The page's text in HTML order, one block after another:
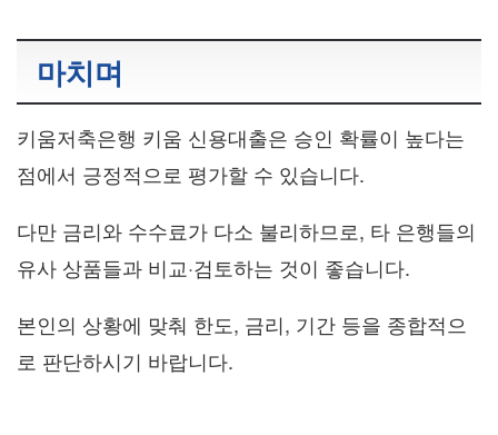
마치며
키움저축은행 키움 신용대출은 승인 확률이 높다는
점에서 긍정적으로 평가할 수 있습니다.
다만 금리와 수수료가 다소 불리하므로, 타 은행들의
유사 상품들과 비교·검토하는 것이 좋습니다.
본인의 상황에 맞춰 한도, 금리, 기간 등을 종합적으
로 판단하시기 바랍니다.